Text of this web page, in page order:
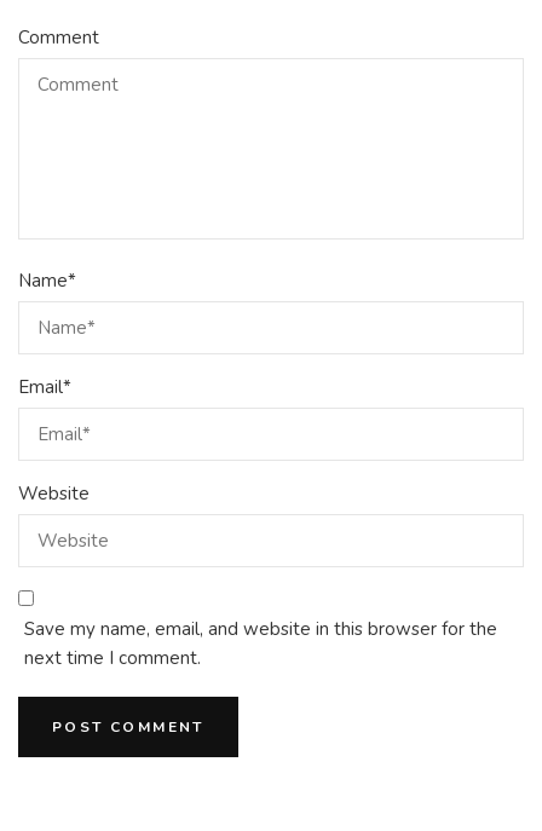
Comment
Name*
Email*
Website
Save my name, email, and website in this browser for the
next time I comment.